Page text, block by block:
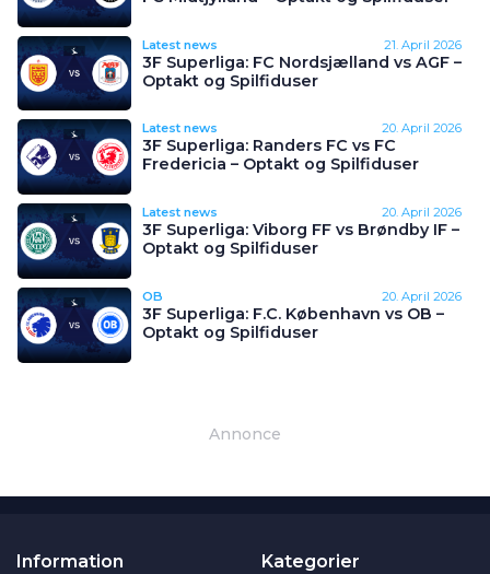
Latest news 21. April 2026
3F Superliga: FC Nordsjælland vs AGF –
Optakt og Spilfiduser
Latest news 20. April 2026
3F Superliga: Randers FC vs FC
Fredericia – Optakt og Spilfiduser
Latest news 20. April 2026
3F Superliga: Viborg FF vs Brøndby IF –
Optakt og Spilfiduser
OB 20. April 2026
3F Superliga: F.C. København vs OB –
Optakt og Spilfiduser
Annonce
Information Kategorier